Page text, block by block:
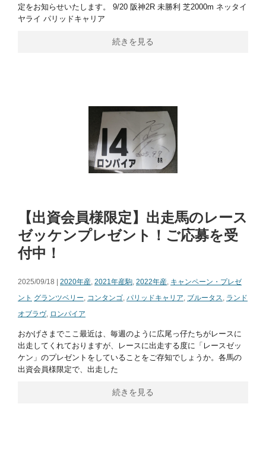
定をお知らせいたします。 9/20 阪神2R 未勝利 芝2000m ネッタイ
ヤライ パリッドキャリア
続きを見る
【出資会員様限定】出走馬のレース
ゼッケンプレゼント！ご応募を受
付中！
2025/09/18 | 2020年産 2021年産駒 2022年産 キャンペーン・プレゼ
ント グランツベリー コンタンゴ パリッドキャリア ブルータス
ランド
オブラヴ, ロンパイア
おかげさまでここ最近は、毎週のように広尾っ仔たちがレースに
出走してくれておりますが、レースに出走する度に「レースゼッ
ケン」のプレゼントをしていることをご存知でしょうか。各馬の
出資会員様限定で、出走した
続きを見る